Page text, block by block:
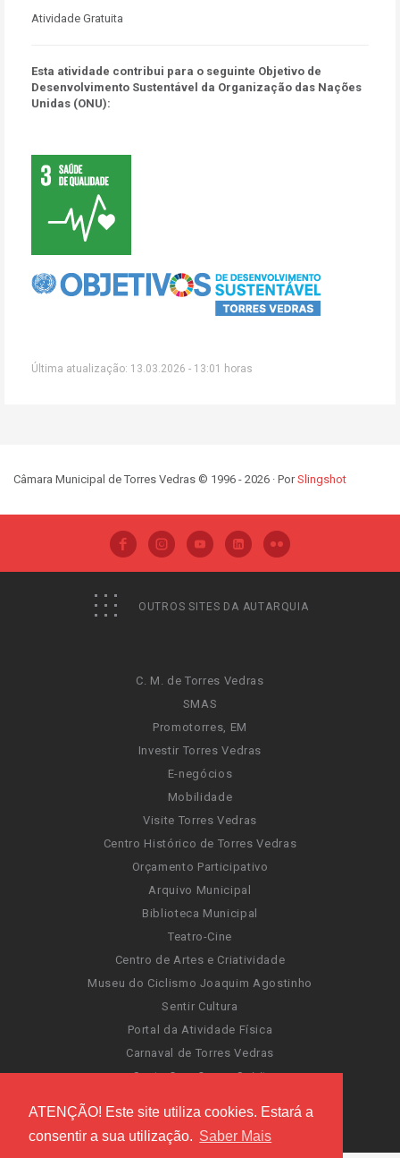
ATENÇÃO! Este site utiliza cookies. Estará a
consentir a sua utilização. Saber Mais
Atividade Gratuita
Esta atividade contribui para o seguinte Objetivo de
Desenvolvimento Sustentável da Organização das Nações
Unidas (ONU):
Última atualização: 13.03.2026 - 13:01 horas
Câmara Municipal de Torres Vedras © 1996 - 2026 · PorSlingshot
OUTROS SITES DA AUTARQUIA
C. M. de Torres Vedras
SMAS
Promotorres, EM
Investir Torres Vedras
E-negócios
Mobilidade
Visite Torres Vedras
Centro Histórico de Torres Vedras
Orçamento Participativo
Arquivo Municipal
Biblioteca Municipal
Teatro-Cine
Centro de Artes e Criatividade
Museu do Ciclismo Joaquim Agostinho
Sentir Cultura
Portal da Atividade Física
Carnaval de Torres Vedras
Santa Cruz Ocean Spirit